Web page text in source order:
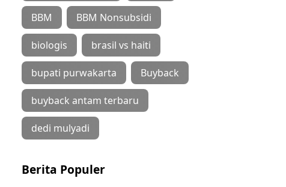
BBM BBM Nonsubsidi
biologis brasil vs haiti
bupati purwakarta Buyback
buyback antam terbaru
dedi mulyadi
Berita Populer